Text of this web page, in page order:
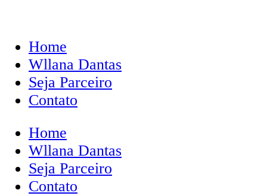
Home
Wllana Dantas
Seja Parceiro
Contato
Home
Wllana Dantas
Seja Parceiro
Contato